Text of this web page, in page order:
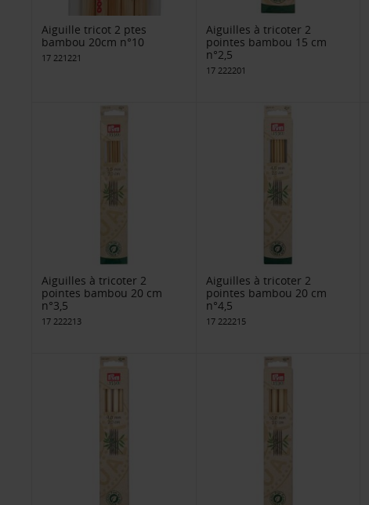
Aiguille tricot 2 ptes
bambou 20cm n°10
17 221221
Aiguilles à tricoter 2
pointes bambou 15 cm
n°2,5
17 222201
Aiguilles à tricoter 2
pointes bambou 20 cm
n°3,5
17 222213
Aiguilles à tricoter 2
pointes bambou 20 cm
n°4,5
17 222215